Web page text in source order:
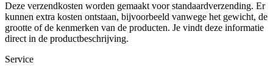
Deze verzendkosten worden gemaakt voor standaardverzending. Er
kunnen extra kosten ontstaan, bijvoorbeeld vanwege het gewicht, de
grootte of de kenmerken van de producten. Je vindt deze informatie
direct in de productbeschrijving.
Service